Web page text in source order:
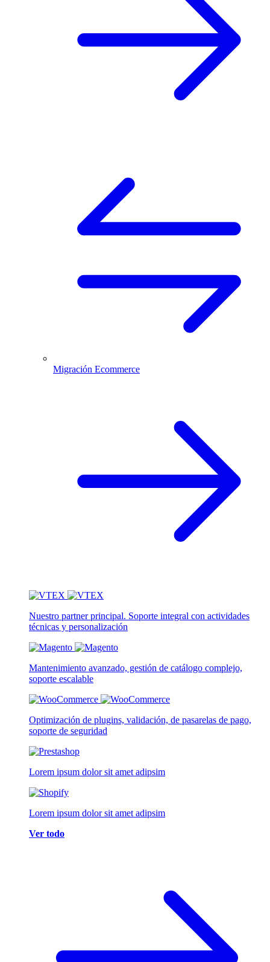
Migración Ecommerce
Nuestro partner principal. Soporte integral con actividades
técnicas y personalización
Mantenimiento avanzado, gestión de catálogo complejo,
soporte escalable
Optimización de plugins, validación, de pasarelas de pago,
soporte de seguridad
Lorem ipsum dolor sit amet adipsim
Lorem ipsum dolor sit amet adipsim
Ver todo